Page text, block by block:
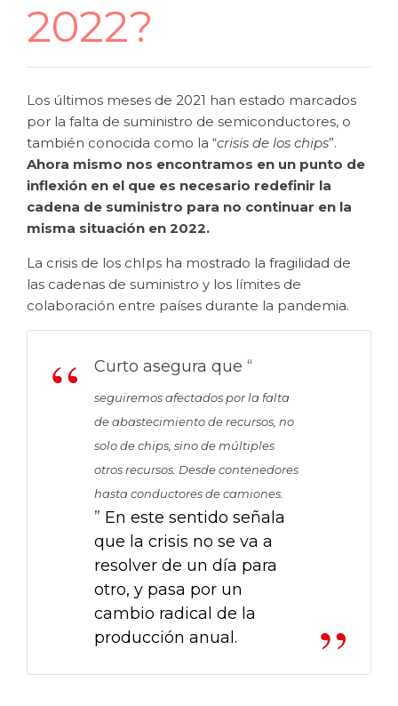
2022?
Los últimos meses de 2021 han estado marcados
por la falta de suministro de semiconductores, o
también conocida como la “crisis de los chips”.
Ahora mismo nos encontramos en un punto de
inflexión en el que es necesario redefinir la
cadena de suministro para no continuar en la
misma situación en 2022.
La crisis de los chIps ha mostrado la fragilidad de
las cadenas de suministro y los límites de
colaboración entre países durante la pandemia.
Curto asegura que “
seguiremos afectados por la falta
de abastecimiento de recursos, no
solo de chips, sino de múltiples
otros recursos. Desde contenedores
hasta conductores de camiones.
” En este sentido señala
que la crisis no se va a
resolver de un día para
otro, y pasa por un
cambio radical de la
producción anual.